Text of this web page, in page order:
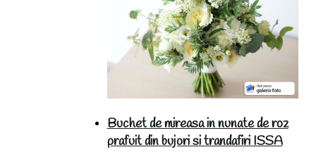
Buchet de mireasa in nunate de roz
prafuit din bujori si trandafiri ISSA